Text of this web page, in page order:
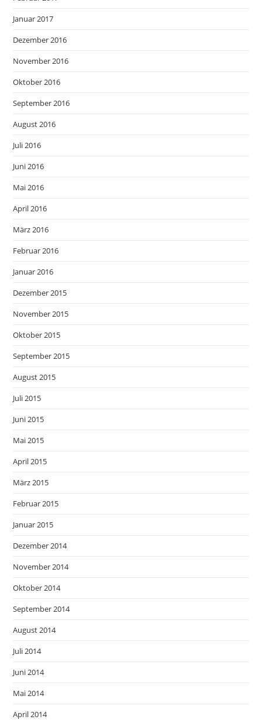
Januar 2017
Dezember 2016
November 2016
Oktober 2016
September 2016
August 2016
Juli 2016
Juni 2016
Mai 2016
April 2016
März 2016
Februar 2016
Januar 2016
Dezember 2015
November 2015
Oktober 2015
September 2015
August 2015
Juli 2015
Juni 2015
Mai 2015
April 2015
März 2015
Februar 2015
Januar 2015
Dezember 2014
November 2014
Oktober 2014
September 2014
August 2014
Juli 2014
Juni 2014
Mai 2014
April 2014